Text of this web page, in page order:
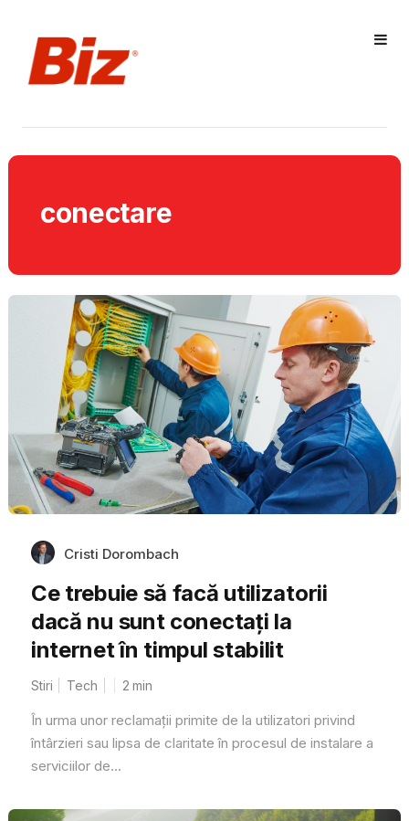
conectare
Cristi Dorombach
Ce trebuie să facă utilizatorii
dacă nu sunt conectați la
internet în timpul stabilit
Stiri Tech 2 min
În urma unor reclamații primite de la utilizatori privind
întârzieri sau lipsa de claritate în procesul de instalare a
serviciilor de...